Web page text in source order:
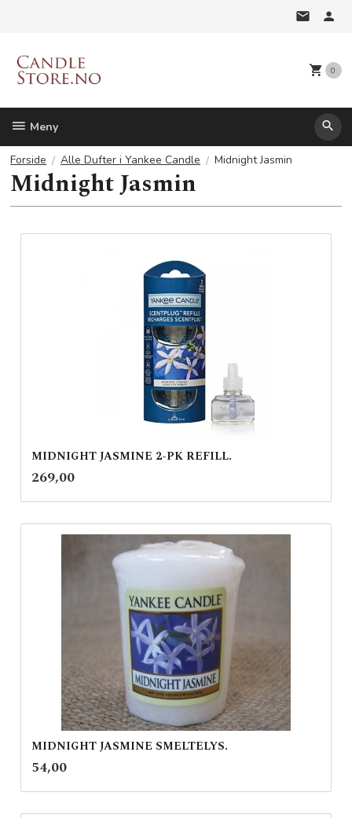
0
Meny
Forside Alle Dufter i Yankee Candle Midnight Jasmin
Midnight Jasmin
MIDNIGHT JASMINE 2-PK REFILL.
Pris
269,00
MIDNIGHT JASMINE SMELTELYS.
Pris
54,00